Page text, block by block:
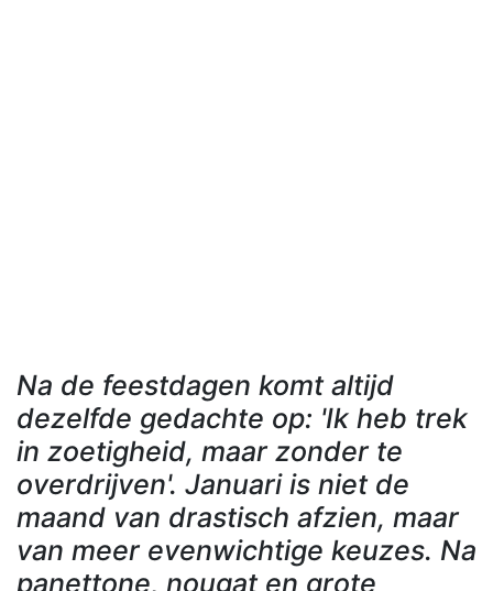
Na de feestdagen komt altijd
dezelfde gedachte op: 'Ik heb trek
in zoetigheid, maar zonder te
overdrijven'. Januari is niet de
maand van drastisch afzien, maar
van meer evenwichtige keuzes. Na
panettone, nougat en grote